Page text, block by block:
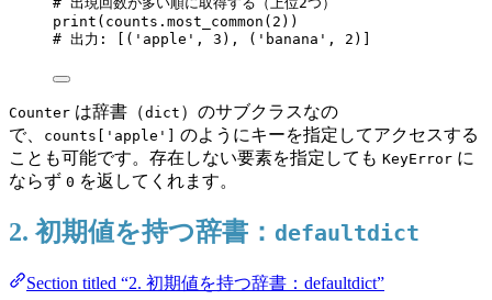
print ( counts. most_common ( 2 ))
# 出力: [('apple', 3), ('banana', 2)]
Counter は辞書（dict ）のサブクラスなの
で、
counts['apple'] のようにキーを指定してアクセスする
ことも可能です。存在しない要素を指定しても KeyError に
ならず 0 を返してくれます。
2. 初期値を持つ辞書： defaultdict
Section titled “2. 初期値を持つ辞書：defaultdict”